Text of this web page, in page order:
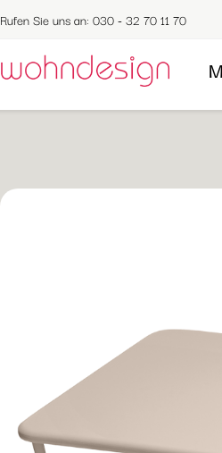
Rufen Sie uns an: 030 - 32 70 11 70